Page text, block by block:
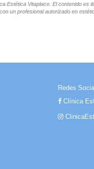
Estética Vitaplace. El contenido
un profesional autorizado en
Redes
Clínica